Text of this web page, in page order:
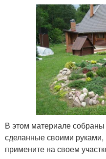
В этом материале
сделанные своими
примените на своем